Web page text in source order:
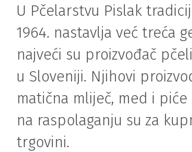
U Pčelarstvu Pislak
1964. nastavlja već treća
najveći su proizvođač
u Sloveniji. Njihovi
matična mliječ, med i piće
na raspolaganju su za
trgovini.